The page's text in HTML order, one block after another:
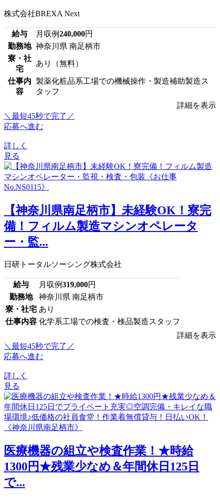
株式会社BREXA Next
給与 月収例240,000円
勤務地 神奈川県 南足柄市
寮・社
宅
あり（無料）
仕事内
容
製薬化粧品系工場での機械操作・製造補助製造ス
タッフ
詳細を表示
＼最短45秒で完了／
応募へ進む
詳しく
見る
【神奈川県南足柄市】未経験OK！寮完
備！フィルム製造マシンオペレータ
ー・監...
日研トータルソーシング株式会社
給与 月収例319,000円
勤務地
神奈川県 南足柄市
寮・社宅 あり
仕事内容 化学系工場での検査・検品製造スタッフ
詳細を表示
＼最短45秒で完了／
応募へ進む
詳しく
見る
医療機器の組立や検査作業！★時給
1300円★残業少なめ＆年間休日125日
で...